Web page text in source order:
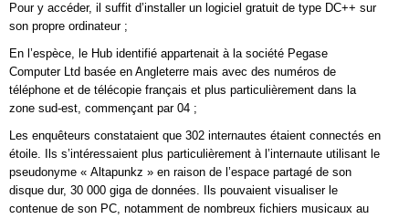
Pour y accéder, il suffit d’installer un logiciel gratuit de type DC++ sur
son propre ordinateur ;
En l’espèce, le Hub identifié appartenait à la société Pegase
Computer Ltd basée en Angleterre mais avec des numéros de
téléphone et de télécopie français et plus particulièrement dans la
zone sud-est, commençant par 04 ;
Les enquêteurs constataient que 302 internautes étaient connectés en
étoile. Ils s’intéressaient plus particulièrement à l’internaute utilisant le
pseudonyme « Altapunkz » en raison de l’espace partagé de son
disque dur, 30 000 giga de données. Ils pouvaient visualiser le
contenue de son PC, notamment de nombreux fichiers musicaux au